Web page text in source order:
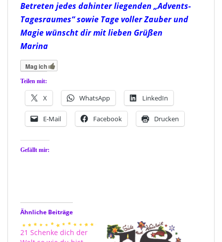
Betreten jedes dahinter liegenden „Advents-
Tagesraumes“ sowie Tage voller Zauber und
Magie wünscht dir mit lieben Grüßen
Marina
Mag ich
Teilen mit:
X WhatsApp LinkedIn
E-Mail Facebook Drucken
Gefällt mir:
Ähnliche Beiträge
21 Schenke dich der